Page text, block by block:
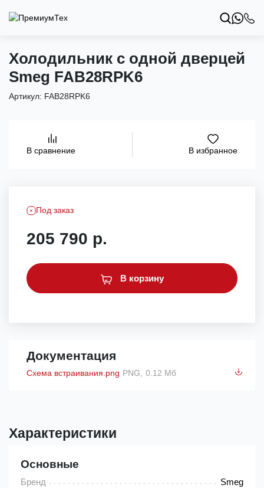
Холодильник с одной дверцей
Smeg FAB28RPK6
Артикул: FAB28RPK6
В сравнение В избранное
Под заказ
205 790 р.
В корзину
Документация
Схема встраивания.png PNG, 0.12 Мб
Характеристики
Основные
Бренд
Smeg